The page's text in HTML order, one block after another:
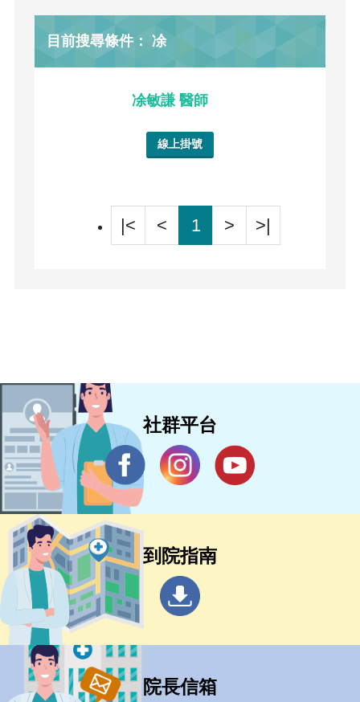
目前搜尋條件： 凃
凃敏謙 醫師
線上掛號
|< < 1 > >|
社群平台
到院指南
院長信箱